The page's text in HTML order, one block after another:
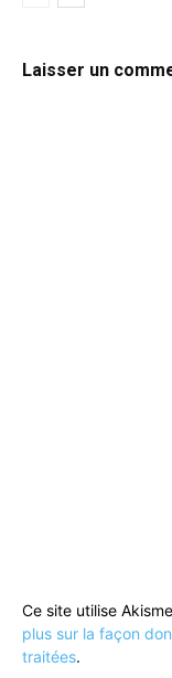
Laisser un
Ce site utilise
plus sur la façon
traitées.